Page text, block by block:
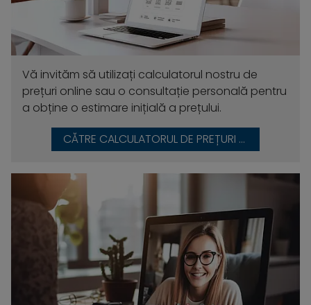
Vă invităm să utilizați calculatorul nostru de
prețuri online sau o consultație personală pentru
a obține o estimare inițială a prețului.
CĂTRE CALCULATORUL DE PREȚURI ONLINE